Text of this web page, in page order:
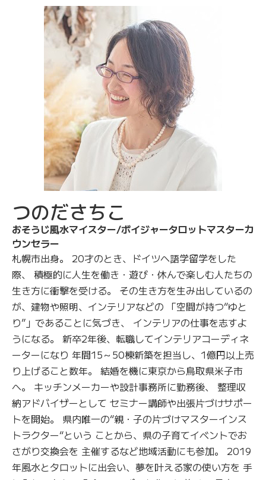
つのださちこ
おそうじ風水マイスター/ボイジャータロットマスターカ
ウンセラー
札幌市出身。 20才のとき、ドイツへ語学留学をした
際、 積極的に人生を働き・遊び・休んで楽しむ人たちの
生き方に衝撃を受ける。 その生き方を生み出しているの
が、建物や照明、インテリアなどの 「空間が持つ“ゆと
り”」であることに気づき、 インテリアの仕事を志すよ
うになる。 新卒2年後、転職してインテリアコーディネ
ーターになり 年間15～50棟新築を担当し、1億円以上売
り上げること数年。 結婚を機に東京から鳥取県米子市
へ。 キッチンメーカーや設計事務所に勤務後、 整理収
納アドバイザーとして セミナー講師や出張片づけサポー
トを開始。 県内唯一の“親・子の片づけマスターインス
トラクター“という ことから、県の子育てイベントでお
さがり交換会を 主催するなど地域活動にも参加。 2019
年風水とタロットに出会い、夢を叶える家の使い方を 手